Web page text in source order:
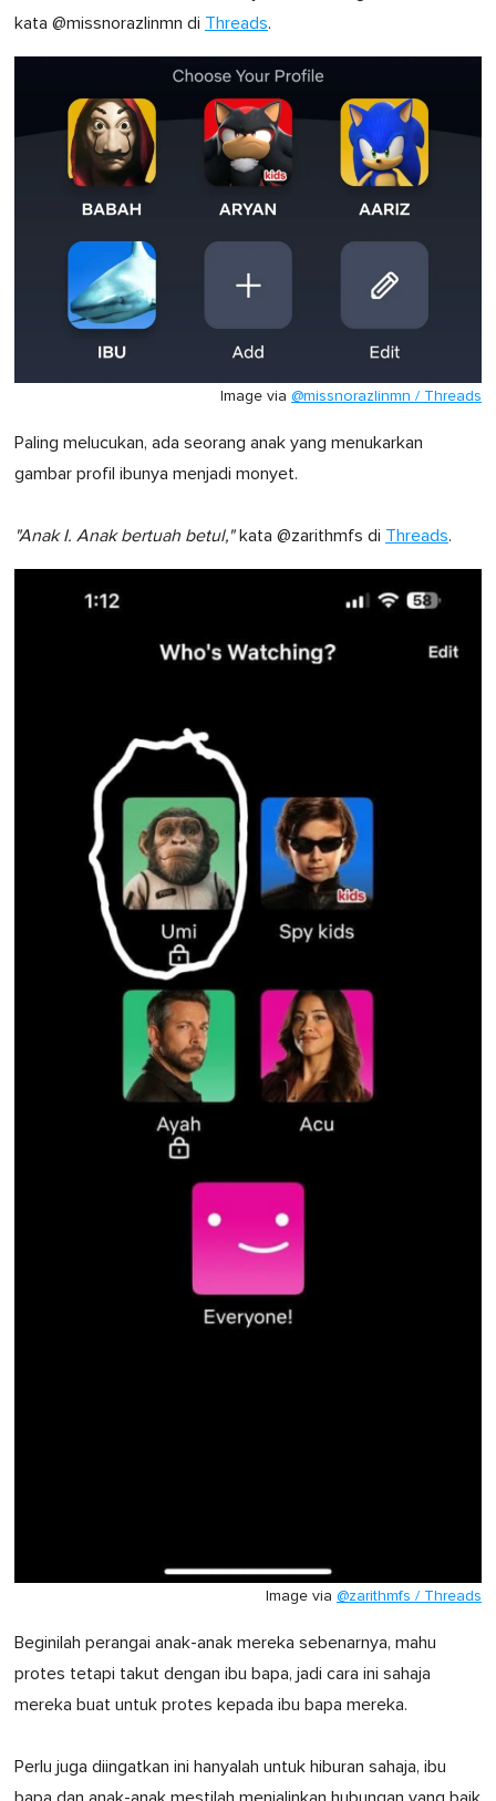
kata @missnorazlinmn di Threads.
Image via @missnorazlinmn / Threads
Paling melucukan, ada seorang anak yang menukarkan
gambar profil ibunya menjadi monyet.
"Anak I. Anak bertuah betul,"kata @zarithmfs di Threads.
Image via @zarithmfs / Threads
Beginilah perangai anak-anak mereka sebenarnya, mahu
protes tetapi takut dengan ibu bapa, jadi cara ini sahaja
mereka buat untuk protes kepada ibu bapa mereka.
Perlu juga diingatkan ini hanyalah untuk hiburan sahaja, ibu